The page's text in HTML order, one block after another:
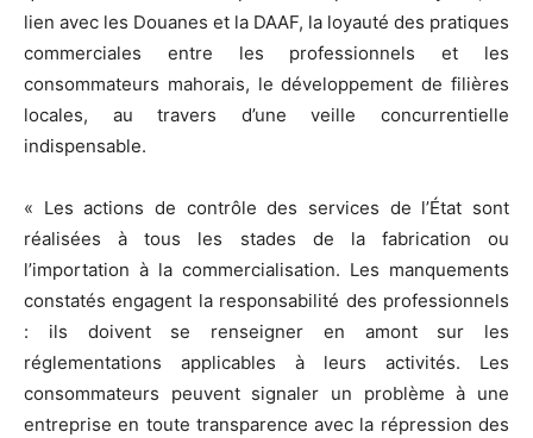
lien avec les Douanes et la DAAF, la loyauté des pratiques
commerciales entre les professionnels et les
consommateurs mahorais, le développement de filières
locales, au travers d’une veille concurrentielle
indispensable.
« Les actions de contrôle des services de l’État sont
réalisées à tous les stades de la fabrication ou
l’importation à la commercialisation. Les manquements
constatés engagent la responsabilité des professionnels
: ils doivent se renseigner en amont sur les
réglementations applicables à leurs activités. Les
consommateurs peuvent signaler un problème à une
entreprise en toute transparence avec la répression des